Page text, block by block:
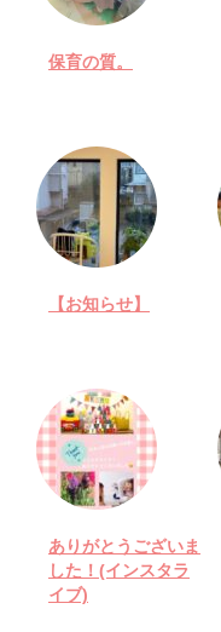
保育の質。
【お知らせ】
ありがとうございま
した！(インスタラ
イブ)